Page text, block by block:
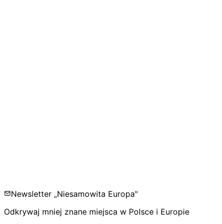
Newsletter „Niesamowita Europa"
Odkrywaj mniej znane miejsca w Polsce i Europie